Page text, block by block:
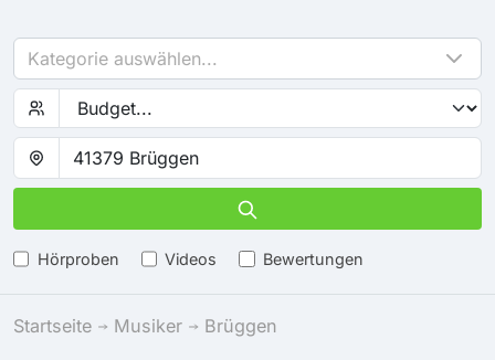
Kategorie auswählen...
Hörproben Videos Bewertungen
Startseite Musiker Brüggen